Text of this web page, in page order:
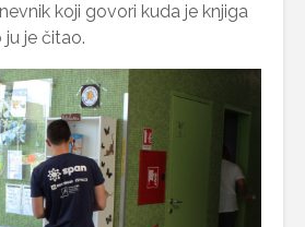
koji govori kuda je knjiga
je čitao.